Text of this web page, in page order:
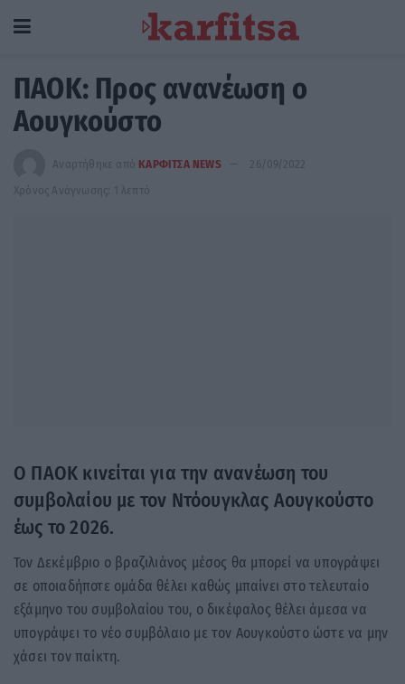
ΠΑΟΚ: Προς ανανέωση ο
Αουγκούστο
Αναρτήθηκε από ΚΑΡΦΙΤΣΑ NEWS
26/09/2022
Χρόνος Ανάγνωσης: 1 λεπτό
Ο ΠΑΟΚ κινείται για την ανανέωση του
συμβολαίου με τον Ντόουγκλας Αουγκούστο
έως το 2026.
Τον Δεκέμβριο ο βραζιλιάνος μέσος θα μπορεί να υπογράψει
σε οποιαδήποτε ομάδα θέλει καθώς μπαίνει στο τελευταίο
εξάμηνο του συμβολαίου του, ο δικέφαλος θέλει άμεσα να
υπογράψει το νέο συμβόλαιο με τον Αουγκούστο ώστε να μην
χάσει τον παίκτη.